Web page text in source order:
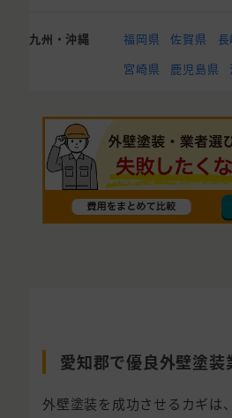
九州・沖縄 福岡県 佐賀県
宮崎県
鹿児島県
愛知郡で優良外壁塗装
外壁塗装を成功させるカギは